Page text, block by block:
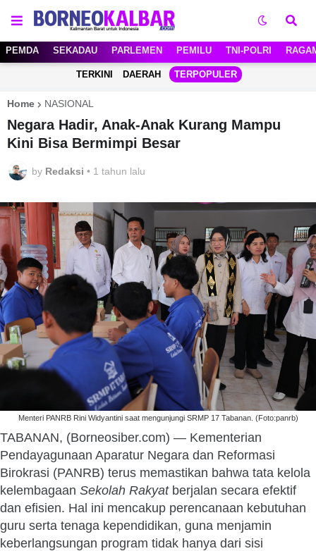
PEMDA SEKADAU PARLEMEN PEMILU TNI-POLRI
TERKINI DAERAH TERPOPULER
Home NASIONAL
Negara Hadir, Anak-Anak Kurang Mampu
Kini Bisa Bermimpi Besar
by Redaksi • 1 tahun lalu
Menteri PANRB Rini Widyantini saat mengunjungi SRMP 17 Tabanan. (Foto:panrb)
TABANAN, (Borneosiber.com) — Kementerian
Pendayagunaan Aparatur Negara dan Reformasi
Birokrasi (PANRB) terus memastikan bahwa tata kelola
kelembagaan Sekolah Rakyatberjalan secara efektif
dan efisien. Hal ini mencakup perencanaan kebutuhan
guru serta tenaga kependidikan, guna menjamin
keberlangsungan program tidak hanya dari sisi